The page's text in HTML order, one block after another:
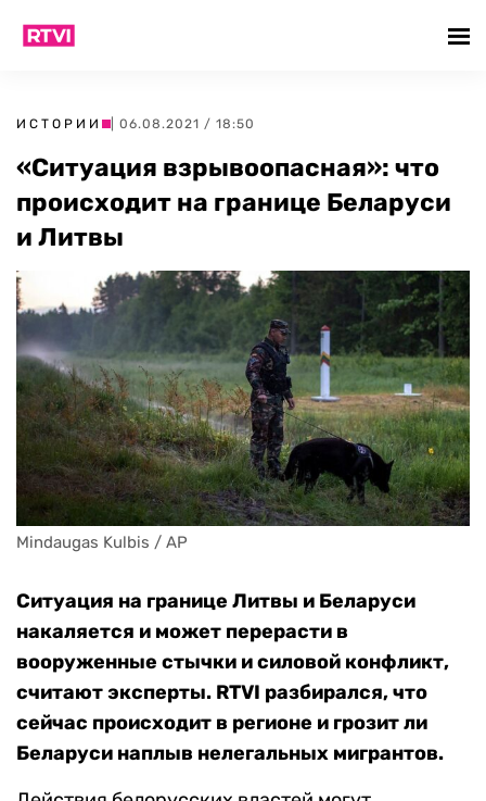
ИСТОРИИ | 06.08.2021 / 18:50
«Ситуация взрывоопасная»: что
происходит на границе Беларуси
и Литвы
Mindaugas Kulbis / AP
Ситуация на границе Литвы и Беларуси
накаляется и может перерасти в
вооруженные стычки и силовой конфликт,
считают эксперты. RTVI разбирался, что
сейчас происходит в регионе и грозит ли
Беларуси наплыв нелегальных мигрантов.